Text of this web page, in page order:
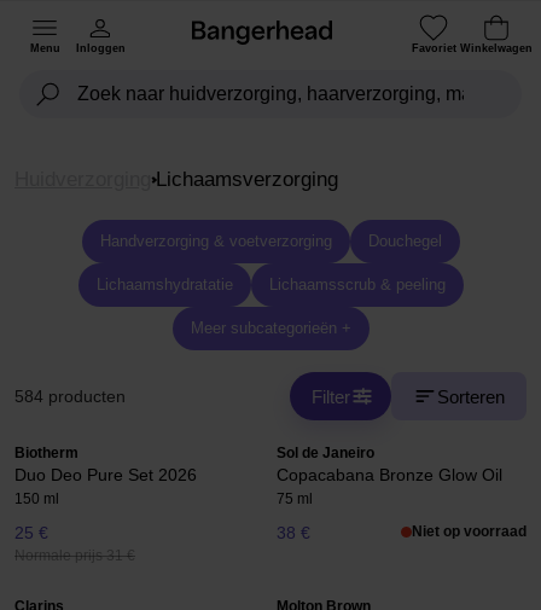
Menu Inloggen Favoriet Winkelwagen
Lichaamsverzorging
Handverzorging & voetverzorging Douchegel
Lichaamshydratatie Lichaamsscrub & peeling
Meer subcategorieën +
584 producten Filter Sorteren
Biotherm
Duo Deo Pure Set 2026
150 ml
25 €
Normale prijs 31 €
Sol de Janeiro
Copacabana Bronze Glow Oil
75 ml
38 € Niet op voorraad